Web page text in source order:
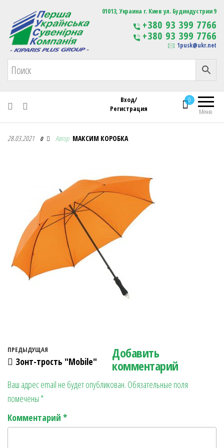
Первая Украинская Сувенирная Компания Изготовление
сувенирной продукции
с логотипом
01013, Украина г. Киев ул. Будиндустрии 9
+380 93 399 7766
+380 93 399 7766
1pusk@ukr.net
Меню
0
Вход/
Регистрация
Первая Украинская Сувенирная Компания
28.03.2021 0 Автор МАКСИМ КОРОБКА
ce
bo
ok
nt
er
es
t
gr
a
m
se
n
ge
тп
ра
в
ит
Навигация по записям
Предыдущая запись
ПРЕДЫДУЩАЯ
Зонт-трость "Mobile"
Добавить
комментарий
Ваш адрес email не будет опубликован. Обязательные поля
помечены
Комментарий *